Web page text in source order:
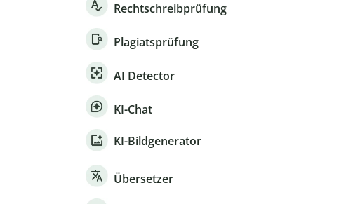
Rechtschreibprüfung
Plagiatsprüfung
AI Detector
KI-Chat
KI-Bildgenerator
Übersetzer